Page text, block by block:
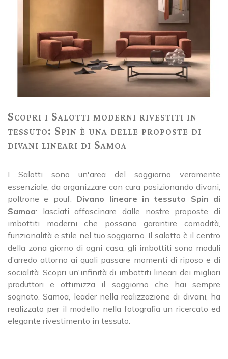
Scopri i Salotti moderni rivestiti in
tessuto: Spin è una delle proposte di
divani lineari di Samoa
I Salotti sono un'area del soggiorno veramente
essenziale, da organizzare con cura posizionando divani,
poltrone e pouf. Divano lineare in tessuto Spin di
Samoa: lasciati affascinare dalle nostre proposte di
imbottiti moderni che possano garantire comodità,
funzionalità e stile nel tuo soggiorno. Il salotto è il centro
della zona giorno di ogni casa, gli imbottiti sono moduli
d’arredo attorno ai quali passare momenti di riposo e di
socialità. Scopri un'infinità di imbottiti lineari dei migliori
produttori e ottimizza il soggiorno che hai sempre
sognato. Samoa, leader nella realizzazione di divani, ha
realizzato per il modello nella fotografia un ricercato ed
elegante rivestimento in tessuto.